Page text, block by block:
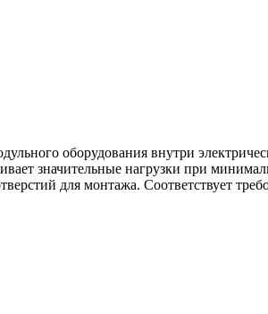
оборудования внутри
значительные нагрузки при
для монтажа. Соответствует